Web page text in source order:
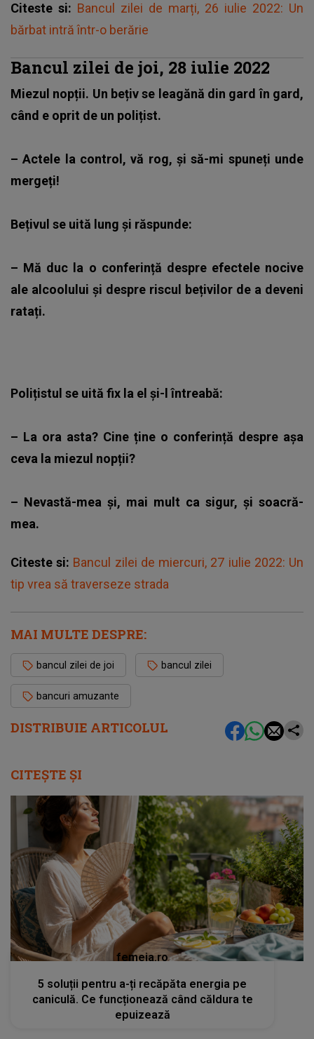
DISTRIBUIE ARTICOLUL
Citeste si: Bancul zilei de marți, 26 iulie 2022: Un
bărbat intră într-o berărie
Bancul zilei de joi, 28 iulie 2022
Miezul nopții. Un bețiv se leagănă din gard în gard,
când e oprit de un polițist.
– Actele la control, vă rog, și să-mi spuneți unde
mergeți!
Bețivul se uită lung și răspunde:
– Mă duc la o conferință despre efectele nocive
ale alcoolului și despre riscul bețivilor de a deveni
ratați.
Polițistul se uită fix la el și-l întreabă:
– La ora asta? Cine ține o conferință despre așa
ceva la miezul nopții?
– Nevastă-mea și, mai mult ca sigur, și soacră-
mea.
Citeste si: Bancul zilei de miercuri, 27 iulie 2022: Un
tip vrea să traverseze strada
MAI MULTE DESPRE:
bancul zilei de joi bancul zilei
bancuri amuzante
CITEȘTE ȘI
femeia.ro
5 soluții pentru a-ți recăpăta energia pe
caniculă. Ce funcționează când căldura te
epuizează